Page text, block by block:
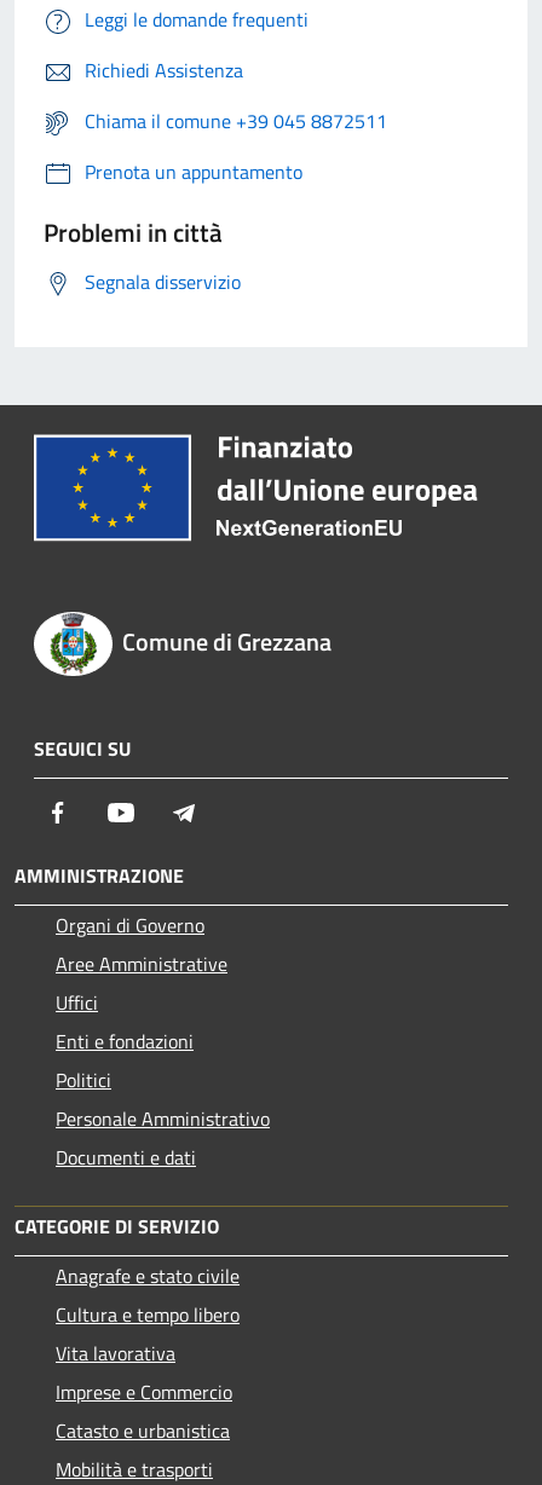
Leggi le domande frequenti
Richiedi Assistenza
Chiama il comune +39 045 8872511
Prenota un appuntamento
Problemi in città
Segnala disservizio
Comune di Grezzana
SEGUICI SU
Facebook Youtube
AMMINISTRAZIONE
Organi di Governo
Aree Amministrative
Uffici
Enti e fondazioni
Politici
Personale Amministrativo
Documenti e dati
CATEGORIE DI SERVIZIO
Anagrafe e stato civile
Cultura e tempo libero
Vita lavorativa
Imprese e Commercio
Catasto e urbanistica
Mobilità e trasporti